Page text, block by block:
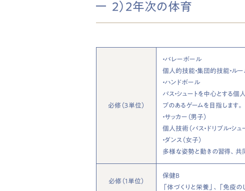
2）2年次の体育
必修（３単位）
・バレーボール
個人的技能・集団的技能・ル
・ハンドボール
パス・シュートを中心とする
プのあるゲームを目指します。
・サッカー（男子）
個人技術（パス・ドリブル・シ
・ダンス（女子）
多様な姿勢と動きの習得、共
必修（1単位）
保健B
「体づくりと栄養」、「免疫